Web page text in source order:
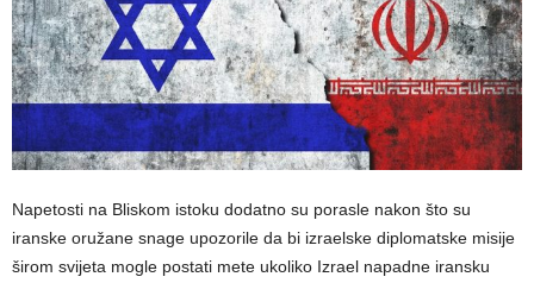
Napetosti na Bliskom istoku dodatno su porasle nakon što su
iranske oružane snage upozorile da bi izraelske diplomatske misije
širom svijeta mogle postati mete ukoliko Izrael napadne iransku